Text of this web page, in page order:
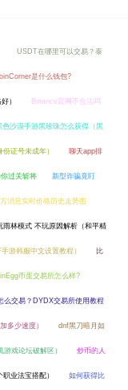
USDT在哪里可以交易？泰
是什么钱包?
） Binance官网不合法吗
色沙漠手游黑珍珠怎么获得（黑
证号未成年） 聊天app排
过关斩将 新型诈骗竟盯
消息实时价格历史走势图
雨林模式 不玩原因解析（和平精
游韩服中文设置教程） 比
币蛋交易所怎么样?
么交易？DYDX交易所使用教程
多少速度） dnf黑刀暗月如
戏论坛破解区） 炒币的人
业法宝搭配） 如何获得比